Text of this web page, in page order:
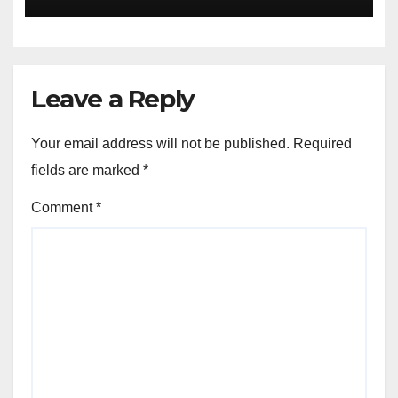
Leave a Reply
Your email address will not be published. Required
fields are marked *
Comment*